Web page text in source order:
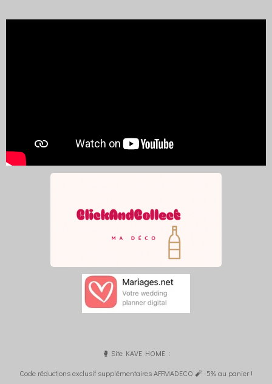
🥊 Site KAVE HOME :
Code réductions exclusif supplémentaires AFFMADECO 🧨 -5% au panier !